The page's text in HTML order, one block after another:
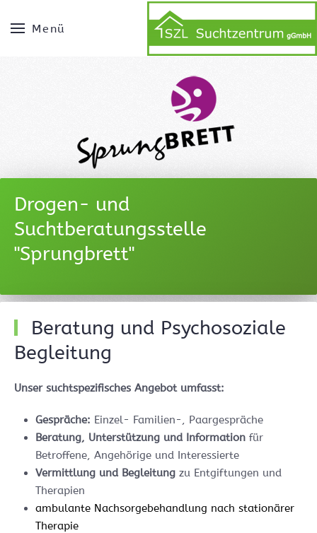
Menü
Drogen- und
Suchtberatungsstelle
"Sprungbrett"
Beratung und Psychosoziale
Begleitung
Unser suchtspezifisches Angebot umfasst:
Gespräche: Einzel- Familien-, Paargespräche
Beratung, Unterstützung und Information für
Betroffene, Angehörige und Interessierte
Vermittlung und Begleitung zu Entgiftungen und
Therapien
ambulante Nachsorgebehandlung nach stationärer
Therapie